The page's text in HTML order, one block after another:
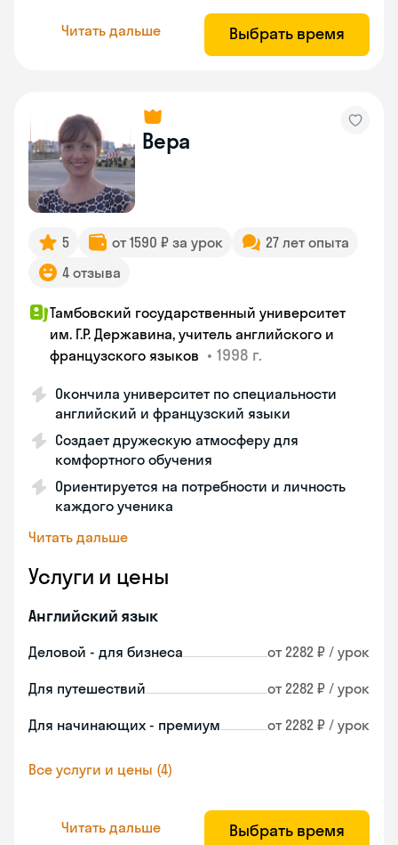
Читать дальше Выбрать время
Вера
5 от 1590 ₽ за урок
27 лет опыта
4 отзыва
Тамбовский государственный университет
им. Г.Р. Державина, учитель английского и
французского языков • 1998 г.
Окончила университет по специальности
английский и французский языки
Создает дружескую атмосферу для
комфортного обучения
Ориентируется на потребности и личность
каждого ученика
Читать дальше
Услуги и цены
Английский язык
Деловой - для бизнеса от 2282 ₽ / урок
Для путешествий от 2282 ₽ / урок
Для начинающих - премиум от 2282 ₽ / урок
Все услуги и цены (4)
Читать дальше Выбрать время